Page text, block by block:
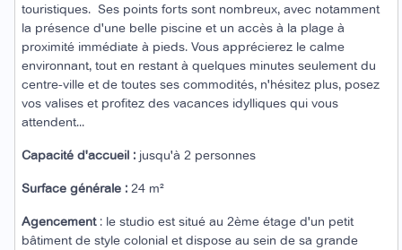
touristiques. Ses points forts sont nombreux, avec notamment
la présence d'une belle piscine et un accès à la plage à
proximité immédiate à pieds. Vous apprécierez le calme
environnant, tout en restant à quelques minutes seulement du
centre-ville et de toutes ses commodités, n'hésitez plus, posez
vos valises et profitez des vacances idylliques qui vous
attendent...
Capacité d'accueil : jusqu'à 2 personnes
Surface générale : 24 m²
Agencement : le studio est situé au 2ème étage d'un petit
bâtiment de style colonial et dispose au sein de sa grande